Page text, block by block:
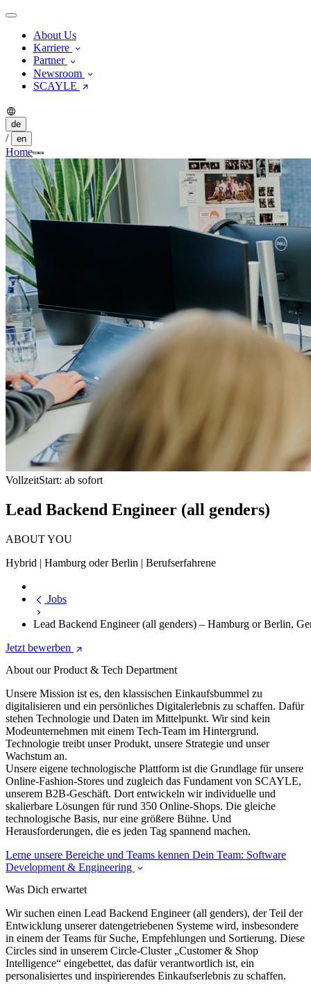
About Us
Karriere
Partner
Newsroom
SCAYLE
de
/ en
Home
VollzeitStart: ab sofort
Lead Backend Engineer (all genders)
ABOUT YOU
Hybrid | Hamburg oder Berlin | Berufserfahrene
Jobs
Lead Backend Engineer (all genders) – Hamburg or Berlin,
Jetzt bewerben
About our Product & Tech Department
Unsere Mission ist es, den klassischen Einkaufsbummel zu
digitalisieren und ein persönliches Digitalerlebnis zu schaffen. Dafür
stehen Technologie und Daten im Mittelpunkt. Wir sind kein
Modeunternehmen mit einem Tech-Team im Hintergrund.
Technologie treibt unser Produkt, unsere Strategie und unser
Wachstum an.
Unsere eigene technologische Plattform ist die Grundlage für unsere
Online-Fashion-Stores und zugleich das Fundament von SCAYLE,
unserem B2B-Geschäft. Dort entwickeln wir individuelle und
skalierbare Lösungen für rund 350 Online-Shops. Die gleiche
technologische Basis, nur eine größere Bühne. Und
Herausforderungen, die es jeden Tag spannend machen.
Lerne unsere Bereiche und Teams kennen Dein Team: Software
Development & Engineering
Was Dich erwartet
Wir suchen einen Lead Backend Engineer (all genders), der Teil der
Entwicklung unserer datengetriebenen Systeme wird, insbesondere
in einem der Teams für Suche, Empfehlungen und Sortierung. Diese
Circles sind in unserem Circle-Cluster „Customer & Shop
Intelligence“ eingebettet, das dafür verantwortlich ist, ein
personalisiertes und inspirierendes Einkaufserlebnis zu schaffen.